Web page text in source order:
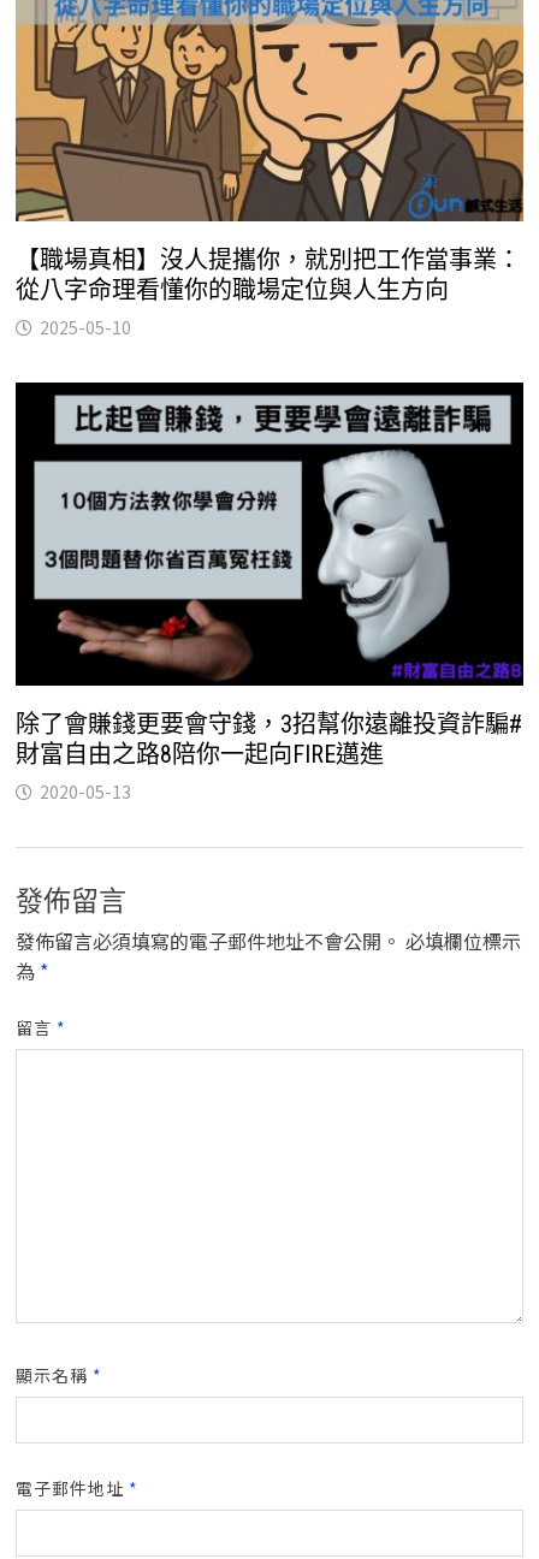
【職場真相】沒人提攜你，就別把工作當事業：
從八字命理看懂你的職場定位與人生方向
2025-05-10
除了會賺錢更要會守錢，3招幫你遠離投資詐騙#
財富自由之路8陪你一起向FIRE邁進
2020-05-13
發佈留言
發佈留言必須填寫的電子郵件地址不會公開。 必填欄位標示
為 *
留言 *
顯示名稱 *
電子郵件地址 *